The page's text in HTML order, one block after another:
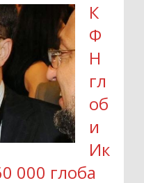
К
Ф
Н
гл
об
и
Ик
000 глоба